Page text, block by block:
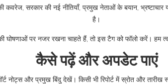
सरकार की नई नीतियाँ, प्रमुख नेताओं के बयान,
है।
की घोषणाओं पर नजर रखना चाहते हैं, तो इस टैग को फॉलो करें। हम
कैसे पढ़ें और अपडेट पाएं
नोट्स और प्रमुख बिंदु देखें। किसी भी रिपोर्ट में स्रोत और